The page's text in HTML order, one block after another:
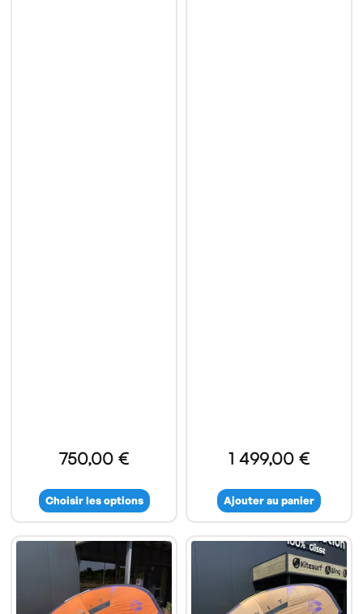
750,00 €
Choisir les options
1 499,00 €
Ajouter au panier